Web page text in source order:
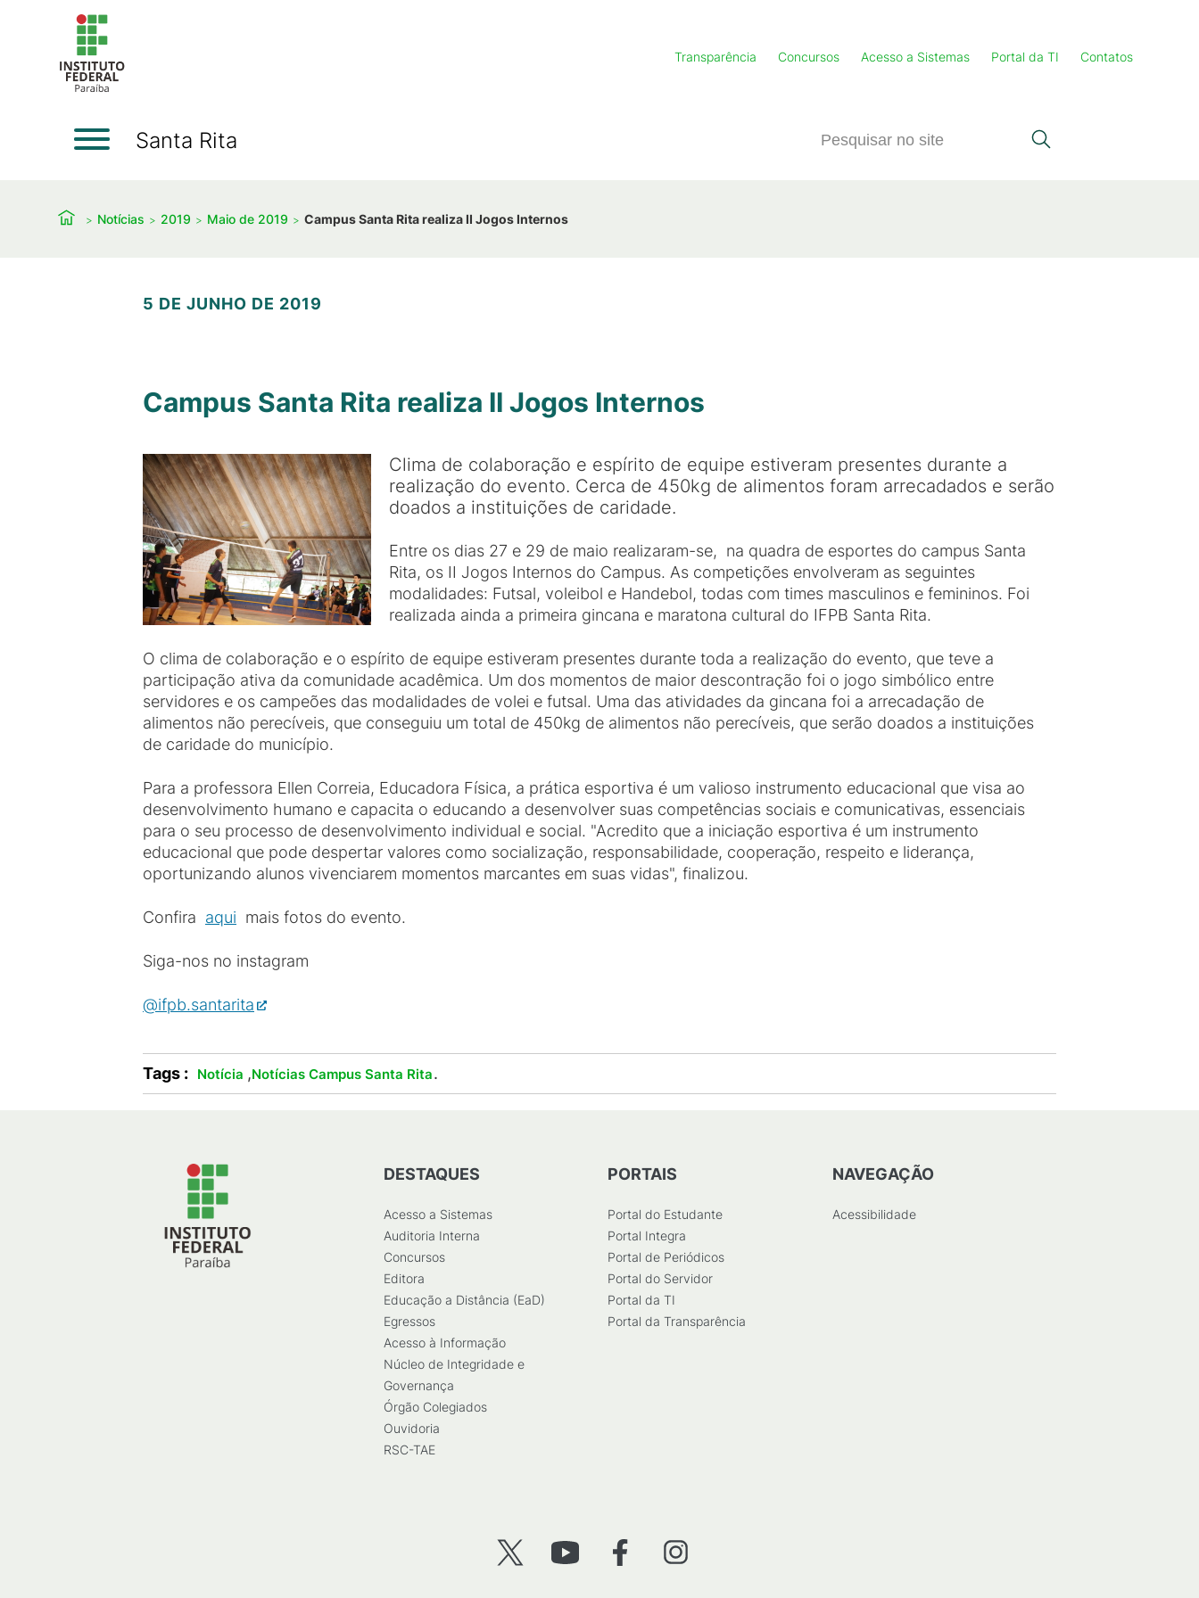
Transparência Concursos Acesso a Sistemas Portal da TI Contatos
Santa Rita
Notícias 2019 Maio de 2019 Campus Santa Rita realiza II Jogos Internos
5 DE JUNHO DE 2019
Campus Santa Rita realiza II Jogos Internos
Clima de colaboração e espírito de equipe estiveram presentes durante a
realização do evento. Cerca de 450kg de alimentos foram arrecadados e serão
doados a instituições de caridade.
Entre os dias 27 e 29 de maio realizaram-se, na quadra de esportes do campus Santa
Rita, os II Jogos Internos do Campus. As competições envolveram as seguintes
modalidades: Futsal, voleibol e Handebol, todas com times masculinos e femininos. Foi
realizada ainda a primeira gincana e maratona cultural do IFPB Santa Rita.
O clima de colaboração e o espírito de equipe estiveram presentes durante toda a realização do evento, que teve a
participação ativa da comunidade acadêmica. Um dos momentos de maior descontração foi o jogo simbólico entre
servidores e os campeões das modalidades de volei e futsal. Uma das atividades da gincana foi a arrecadação de
alimentos não perecíveis, que conseguiu um total de 450kg de alimentos não perecíveis, que serão doados a instituições
de caridade do município.
Para a professora Ellen Correia, Educadora Física, a prática esportiva é um valioso instrumento educacional que visa ao
desenvolvimento humano e capacita o educando a desenvolver suas competências sociais e comunicativas, essenciais
para o seu processo de desenvolvimento individual e social. "Acredito que a iniciação esportiva é um instrumento
educacional que pode despertar valores como socialização, responsabilidade, cooperação, respeito e liderança,
oportunizando alunos vivenciarem momentos marcantes em suas vidas", finalizou.
Confira aqui mais fotos do evento.
Siga-nos no instagram
@ifpb.santarita
Tags : Notícia ,Notícias Campus Santa Rita.
DESTAQUES
Acesso a Sistemas
Auditoria Interna
Concursos
Editora
Educação a Distância (EaD)
Egressos
Acesso à Informação
Núcleo de Integridade e
Governança
Órgão Colegiados
Ouvidoria
RSC-TAE
PORTAIS
Portal do Estudante
Portal Integra
Portal de Periódicos
Portal do Servidor
Portal da TI
Portal da Transparência
NAVEGAÇÃO
Acessibilidade